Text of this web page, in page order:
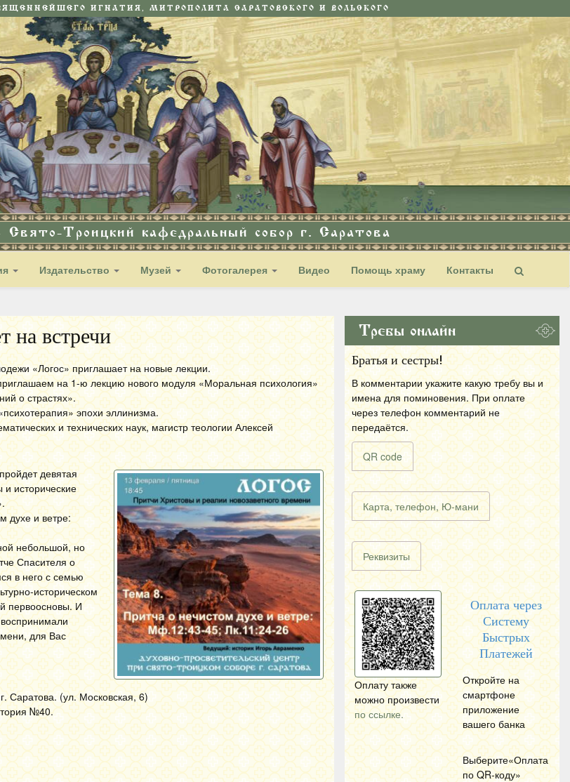
ИГНАТИЯ, МИТРОПОЛИТА САРАТОВСКОГО И ВОЛЬСКОГО
Свято-Троицкий кафедральный собор г. Саратова
Издательство Музей Фотогалерея Видео Помощь храму Контакты
на встречи
«Логос» приглашает на новые лекции.
на 1-ю лекцию нового модуля «Моральная психология»
о страстях».
эпохи эллинизма.
и технических наук, магистр теологии Алексей
девятая
и исторические
духе и ветре:
небольшой, но
Спасителя о
в него с семью
историческом
первоосновы. И
для Вас
Саратова. (ул. Московская, 6)
№40.
Требы онлайн
Братья и сестры!
В комментарии укажите какую требу вы и
имена для поминовения. При оплате
через телефон комментарий не
передаётся.
QR code
Карта, телефон, Ю-мани
Реквизиты
Оплату также
можно произвести
по ссылке.
Оплата через
Систему
Быстрых
Платежей
Откройте на
смартфоне
приложение
вашего банка
Выберите«Оплата
по QR-коду»